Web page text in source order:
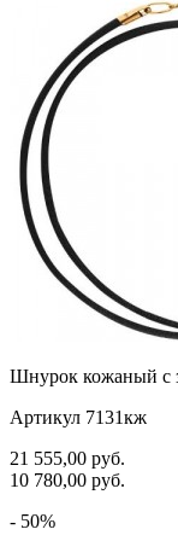
Шнурок кожаный с
Артикул 7131кж
21 555,00 руб.
10 780,00 руб.
- 50%